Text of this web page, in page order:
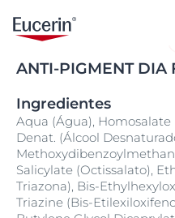
ANTI-PIGMENT DIA
Ingredientes
Aqua (Água), Homosalate
Denat. (Álcool
Salicylate (Octissalato),
Triazona), Bis-
Triazine (Bis-